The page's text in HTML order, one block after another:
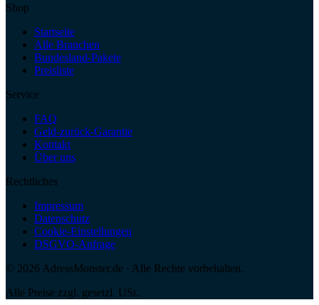
Shop
Startseite
Alle Branchen
Bundesland-Pakete
Preisliste
Service
FAQ
Geld-zurück-Garantie
Kontakt
Über uns
Rechtliches
Impressum
Datenschutz
Cookie-Einstellungen
DSGVO-Anfrage
© 2026 AdressMonster.de · Alle Rechte vorbehalten.
Alle Preise zzgl. gesetzl. USt.